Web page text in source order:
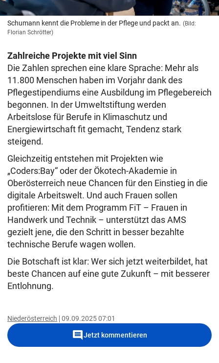
Schumann kennt die Probleme in der Pflege und packt an. (Bild:
Florian Schrötter)
Zahlreiche Projekte mit viel Sinn
Die Zahlen sprechen eine klare Sprache: Mehr als
11.800 Menschen haben im Vorjahr dank des
Pflegestipendiums eine Ausbildung im Pflegebereich
begonnen. In der Umweltstiftung werden
Arbeitslose für Berufe in Klimaschutz und
Energiewirtschaft fit gemacht, Tendenz stark
steigend.
Gleichzeitig entstehen mit Projekten wie
„Coders:Bay“ oder der Ökotech-Akademie in
Oberösterreich neue Chancen für den Einstieg in die
digitale Arbeitswelt. Und auch Frauen sollen
profitieren: Mit dem Programm FiT – Frauen in
Handwerk und Technik – unterstützt das AMS
gezielt jene, die den Schritt in besser bezahlte
technische Berufe wagen wollen.
Die Botschaft ist klar: Wer sich jetzt weiterbildet, hat
beste Chancen auf eine gute Zukunft – mit besserer
Entlohnung.
Niederösterreich 09.09.2025 07:01
commentJetzt kommentieren